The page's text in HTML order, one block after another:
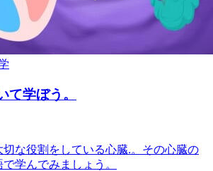
て学ぼう。
な役割をしている心臓.。その心臓の
学んでみましょう。